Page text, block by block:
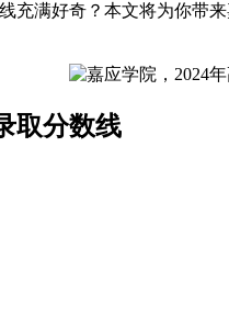
充满好奇？本文将为你带
取分数线